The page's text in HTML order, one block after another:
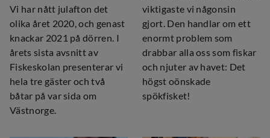
Vi har nått julafton det
olika året 2020, och genast
knackar 2021 på dörren. I
årets sista avsnitt av
Fiskeskolan presenterar vi
hela tre gäster och två
båtar på var sida om
Västnorge.
viktigaste vi någonsin
gjort. Den handlar om ett
enormt problem som
drabbar alla oss som fiskar
och njuter av havet: Det
högst oönskade
spökfisket!